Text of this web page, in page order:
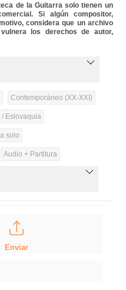
de la Guitarra solo tienen un
Si algún compositor,
considera que un archivo
los derechos de autor,
Contemporáneo (XX-XXI)
Eslovaquia
solo
Audio + Partitura
Enviar